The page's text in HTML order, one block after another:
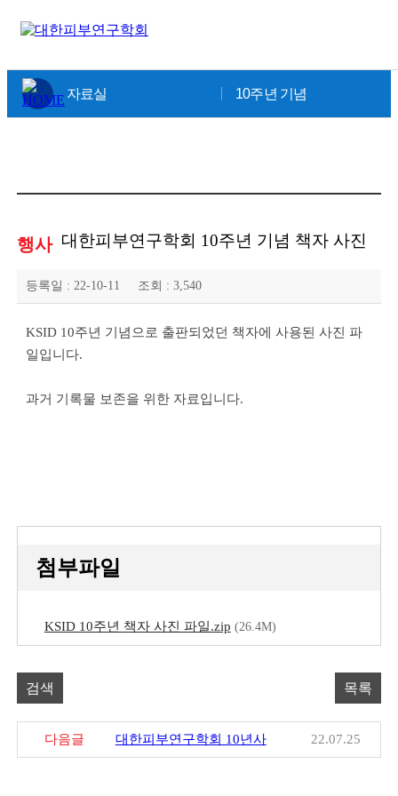
자료실 10주년 기념
행사 대한피부연구학회 10주년 기념 책자 사진
등록일 : 22-10-11 조회 : 3,540
KSID 10주년 기념으로 출판되었던 책자에 사용된 사진 파
일입니다.
과거 기록물 보존을 위한 자료입니다.
첨부파일
KSID 10주년 책자 사진 파일.zip (26.4M)
검색 목록
다음글 대한피부연구학회 10년사 22.07.25